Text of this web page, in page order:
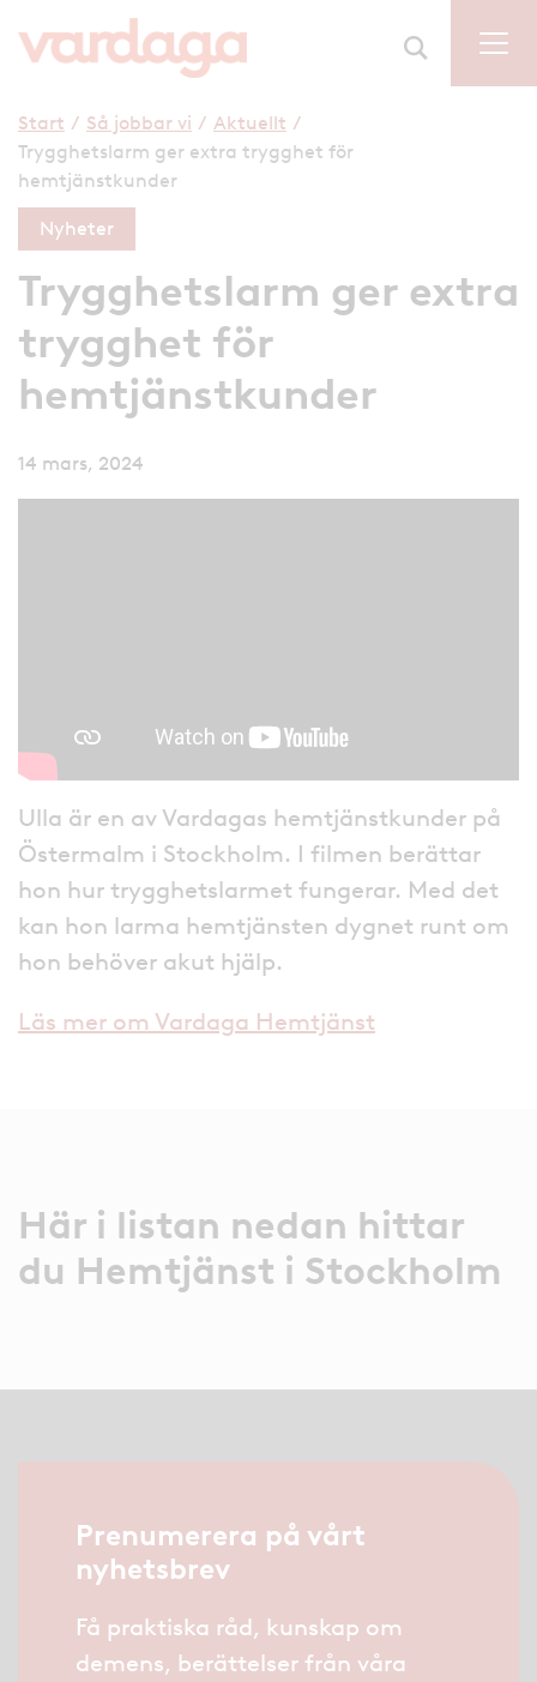
Start / Så jobbar vi / Aktuellt /
Trygghetslarm ger extra trygghet för
hemtjänstkunder
Nyheter
Trygghetslarm ger extra
trygghet för
hemtjänstkunder
14 mars, 2024
Ulla är en av Vardagas hemtjänstkunder på
Östermalm i Stockholm. I filmen berättar
hon hur trygghetslarmet fungerar. Med det
kan hon larma hemtjänsten dygnet runt om
hon behöver akut hjälp.
Läs mer om Vardaga Hemtjänst
Här i listan nedan hittar
du Hemtjänst i Stockholm
Prenumerera på vårt
nyhetsbrev
Få praktiska råd, kunskap om
demens, berättelser från våra